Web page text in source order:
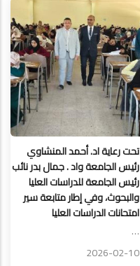
تحت رعاية اد. أحمد المنشاوي
رئيس الجامعة واد . جمال بدر نائب
رئيس الجامعة للدراسات العليا
والبحوث، وفي إطار متابعة سير
امتحانات الدراسات العليا
…
2026-02-10